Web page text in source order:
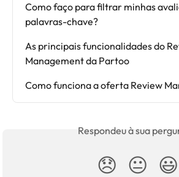
Como faço para filtrar minhas
palavras-chave?
As principais funcionalidades do
Management da Partoo
Como funciona a oferta Review
Respondeu à sua
😞 😐 😃